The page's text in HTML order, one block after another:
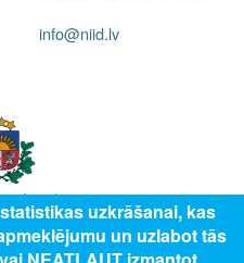
info@niid.lv
publicētā satura visas tiesības
uzkrāšanai, kas
un uzlabot tās